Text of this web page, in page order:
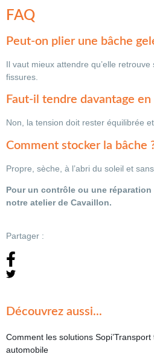
FAQ
Peut-on plier une bâche
Il vaut mieux attendre qu’elle
fissures.
Faut-il tendre davantage en
Non, la tension doit rester équilibrée
Comment stocker la bâche
Propre, sèche, à l’abri du soleil et
Pour un contrôle ou une réparation
notre atelier de Cavaillon.
Partager :
Découvrez aussi...
Comment les solutions
automobile